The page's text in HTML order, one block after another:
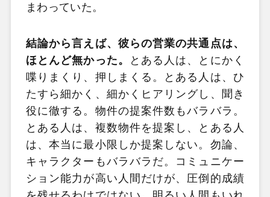
まわっていた。
結論から言えば、彼らの営業の共通点は、
ほとんど無かった。
とある人は、とにかく
喋りまくり、押しまくる。とある人は、ひ
たすら細かく、細かくヒアリングし、聞き
役に徹する。物件の提案件数もバラバラ。
とある人は、複数物件を提案し、とある人
は、本当に最小限しか提案しない。勿論、
キャラクターもバラバラだ。コミュニケー
ション能力が高い人間だけが、圧倒的成績